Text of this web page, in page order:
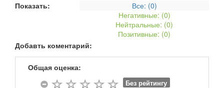
Показать: Все: (0)
Негативные: (0)
Нейтральные: (0)
Позитивные: (0)
Добавть коментарий:
Общая оценка:
Без рейтингу